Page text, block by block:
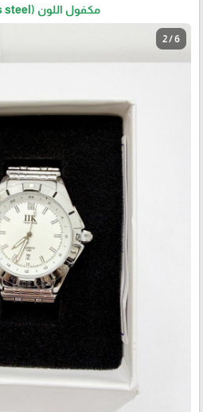
مكفول اللون (stainless steel)
2 / 6